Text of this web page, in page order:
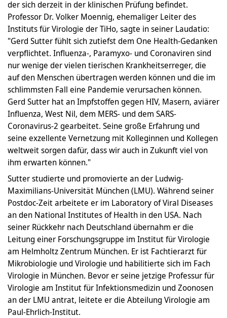
der sich derzeit in der klinischen Prüfung befindet.
Professor Dr. Volker Moennig, ehemaliger Leiter des
Instituts für Virologie der TiHo, sagte in seiner Laudatio:
"Gerd Sutter fühlt sich zutiefst dem One Health-Gedanken
verpflichtet. Influenza-, Paramyxo- und Coronaviren sind
nur wenige der vielen tierischen Krankheitserreger, die
auf den Menschen übertragen werden können und die im
schlimmsten Fall eine Pandemie verursachen können.
Gerd Sutter hat an Impfstoffen gegen HIV, Masern, aviärer
Influenza, West Nil, dem MERS- und dem SARS-
Coronavirus-2 gearbeitet. Seine große Erfahrung und
seine exzellente Vernetzung mit Kolleginnen und Kollegen
weltweit sorgen dafür, dass wir auch in Zukunft viel von
ihm erwarten können."
Sutter studierte und promovierte an der Ludwig-
Maximilians-Universität München (LMU). Während seiner
Postdoc-Zeit arbeitete er im Laboratory of Viral Diseases
an den National Institutes of Health in den USA. Nach
seiner Rückkehr nach Deutschland übernahm er die
Leitung einer Forschungsgruppe im Institut für Virologie
am Helmholtz Zentrum München. Er ist Fachtierarzt für
Mikrobiologie und Virologie und habilitierte sich im Fach
Virologie in München. Bevor er seine jetzige Professur für
Virologie am Institut für Infektionsmedizin und Zoonosen
an der LMU antrat, leitete er die Abteilung Virologie am
Paul-Ehrlich-Institut.